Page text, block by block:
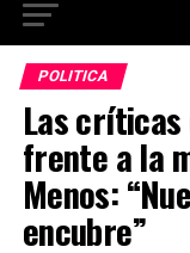
POLITICA
Las
frente a la
Menos:
encubre”